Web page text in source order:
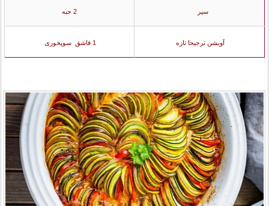
سیر
آویشن ترجیحا تازه 1 قاشق سوپخوری